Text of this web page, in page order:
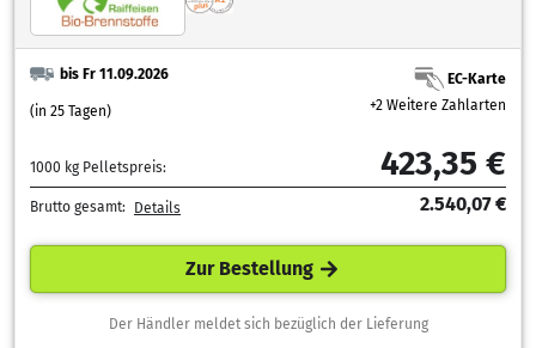
bis Fr 11.09.2026
(in 25 Tagen)
EC-Karte
+2 Weitere Zahlarten
1000 kg Pelletspreis: 423,35 €
Brutto gesamt: Details 2.540,07 €
Zur Bestellung
Der Händler meldet sich bezüglich der Lieferung